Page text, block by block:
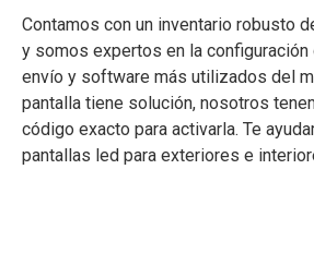
Contamos con un inventario robusto
y somos expertos en la
envío y software más utilizados del
pantalla tiene solución, nosotros
código exacto para activarla. Te
pantallas led para exteriores e